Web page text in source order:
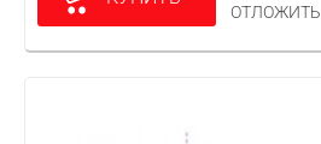
ОТЛОЖИТЬ